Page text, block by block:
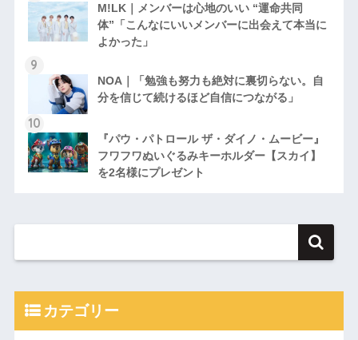
M!LK｜メンバーは心地のいい “運命共同
体”「こんなにいいメンバーに出会えて本当に
よかった」
NOA｜「勉強も努力も絶対に裏切らない。自
分を信じて続けるほど自信につながる」
『パウ・パトロール ザ・ダイノ・ムービー』
フワフワぬいぐるみキーホルダー【スカイ】
を2名様にプレゼント
カテゴリー